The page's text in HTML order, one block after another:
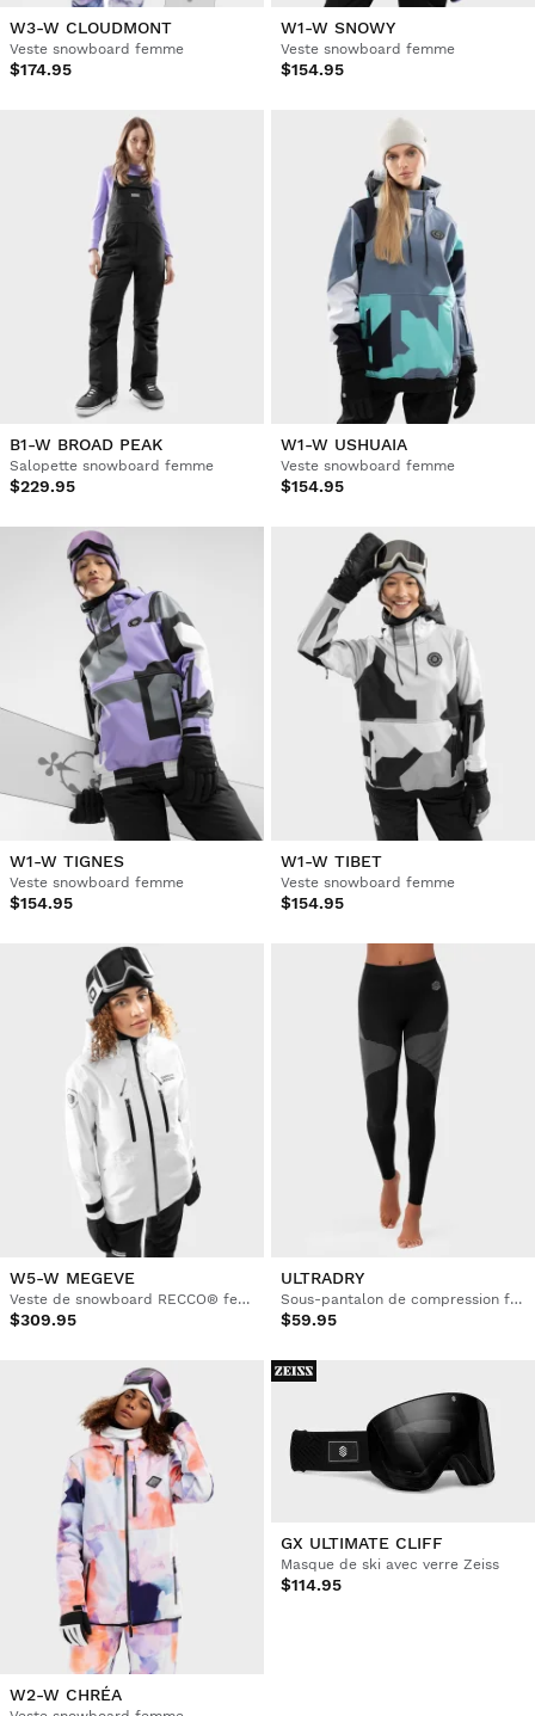
W3-W CLOUDMONT
Veste snowboard femme
$174.95
W1-W SNOWY
Veste snowboard femme
$154.95
B1-W BROAD PEAK
Salopette snowboard femme
$229.95
W1-W USHUAIA
Veste snowboard femme
$154.95
W1-W TIGNES
Veste snowboard femme
$154.95
W1-W TIBET
Veste snowboard femme
$154.95
W5-W MEGEVE
Veste de snowboard RECCO® femme
$309.95
ULTRADRY
Sous-pantalon de compression femme
$59.95
W2-W CHRÉA
GX ULTIMATE CLIFF
Masque de ski avec verre Zeiss
$114.95